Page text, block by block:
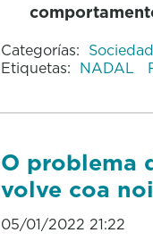
Categorías:
Etiquetas: NADAL
O problema
volve coa
05/01/2022 21:22